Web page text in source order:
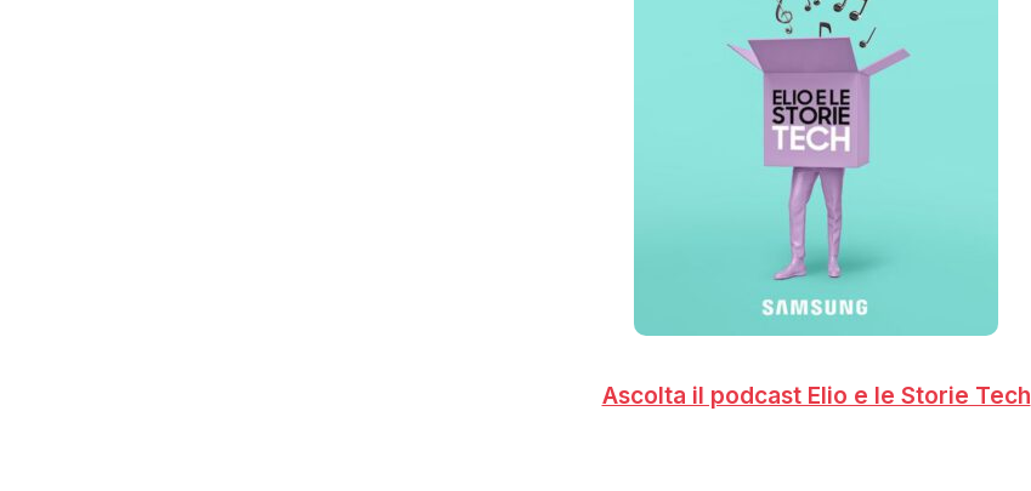
Ascolta il podcast Elio e le Storie Tech